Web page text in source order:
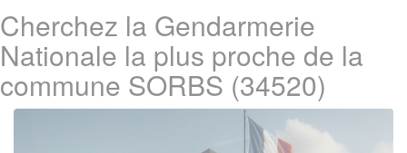
Cherchez la Gendarmerie
Nationale la plus proche de la
commune SORBS (34520)